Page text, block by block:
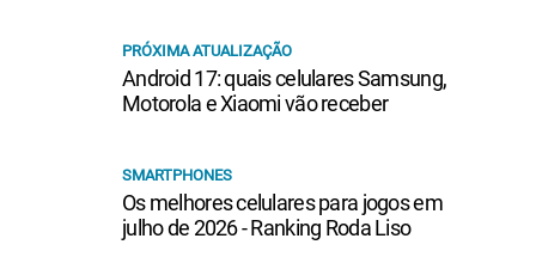
PRÓXIMA ATUALIZAÇÃO
Android 17: quais celulares Samsung,
Motorola e Xiaomi vão receber
SMARTPHONES
Os melhores celulares para jogos em
julho de 2026 - Ranking Roda Liso